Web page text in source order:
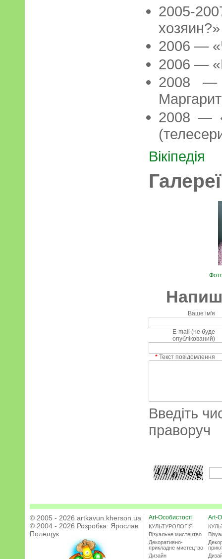
2005-
2006 —
2006 —
2008 —
2008 —
Вікіпедія
Галереї
Ваше ім'я
E-mail (не буде
опублікований)
* Текст повідомлення
Введіть
праворуч
© 2005 - 2026 artkavun.kherson.ua
© 2004 - 2026 Розробка: Ярослав
Полещук
Art-Особистості
КУЛЬТУРОЛОГІЯ
Візуальне мистецтво
Декоративно-
прикладне мистецтво
Дизайн
Art-